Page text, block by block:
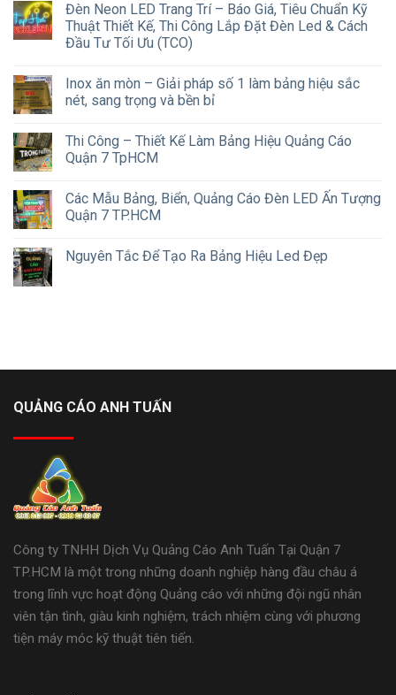
Đèn Neon LED Trang Trí – Báo Giá, Tiêu Chuẩn Kỹ
Thuật Thiết Kế, Thi Công Lắp Đặt Đèn Led & Cách
Đầu Tư Tối Ưu (TCO)
Inox ăn mòn – Giải pháp số 1 làm bảng hiệu sắc
nét, sang trọng và bền bỉ
Thi Công – Thiết Kế Làm Bảng Hiệu Quảng Cáo
Quận 7 TpHCM
Các Mẫu Bảng, Biển, Quảng Cáo Đèn LED Ấn Tượng
Quận 7 TP.HCM
Nguyên Tắc Để Tạo Ra Bảng Hiệu Led Đẹp
QUẢNG CÁO ANH TUẤN
Công ty TNHH Dịch Vụ Quảng Cáo Anh Tuấn Tại Quận 7
TP.HCM là một trong những doanh nghiệp hàng đầu châu á
trong lĩnh vực hoạt động Quảng cáo với những đội ngũ nhân
viên tận tình, giàu kinh nghiệm, trách nhiệm cùng với phương
tiện máy móc kỹ thuật tiên tiến.